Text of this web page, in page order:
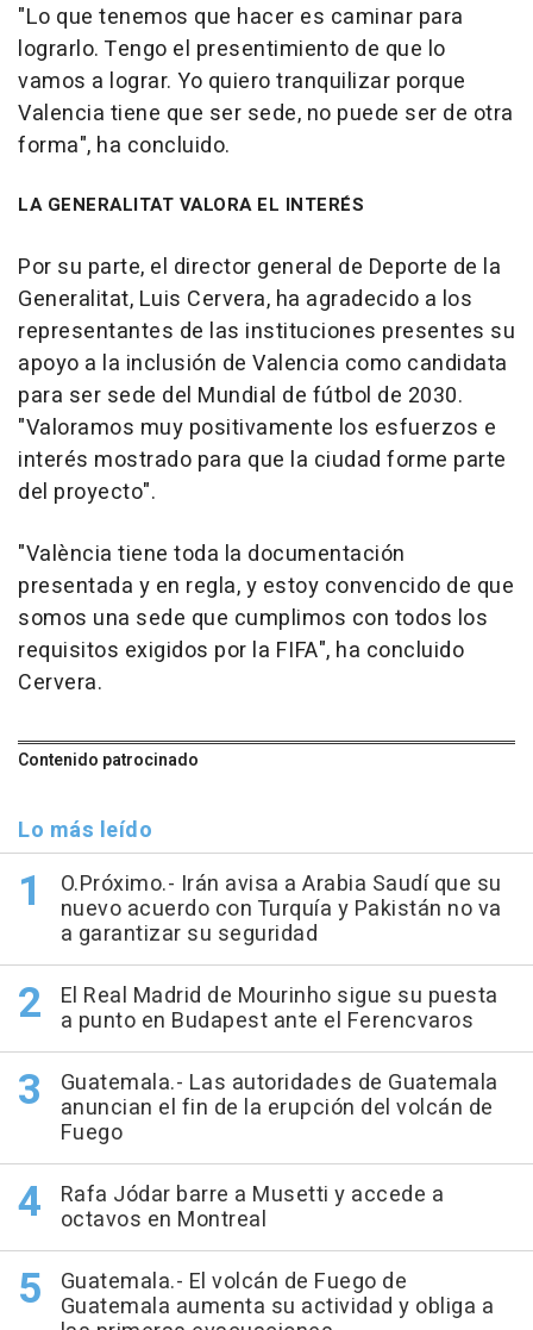
"Lo que tenemos que hacer es caminar para
lograrlo. Tengo el presentimiento de que lo
vamos a lograr. Yo quiero tranquilizar porque
Valencia tiene que ser sede, no puede ser de otra
forma", ha concluido.
LA GENERALITAT VALORA EL INTERÉS
Por su parte, el director general de Deporte de la
Generalitat, Luis Cervera, ha agradecido a los
representantes de las instituciones presentes su
apoyo a la inclusión de Valencia como candidata
para ser sede del Mundial de fútbol de 2030.
"Valoramos muy positivamente los esfuerzos e
interés mostrado para que la ciudad forme parte
del proyecto".
"València tiene toda la documentación
presentada y en regla, y estoy convencido de que
somos una sede que cumplimos con todos los
requisitos exigidos por la FIFA", ha concluido
Cervera.
Contenido patrocinado
Lo más leído
O.Próximo.- Irán avisa a Arabia Saudí que su
nuevo acuerdo con Turquía y Pakistán no va
a garantizar su seguridad
El Real Madrid de Mourinho sigue su puesta
a punto en Budapest ante el Ferencvaros
Guatemala.- Las autoridades de Guatemala
anuncian el fin de la erupción del volcán de
Fuego
Rafa Jódar barre a Musetti y accede a
octavos en Montreal
Guatemala.- El volcán de Fuego de
Guatemala aumenta su actividad y obliga a